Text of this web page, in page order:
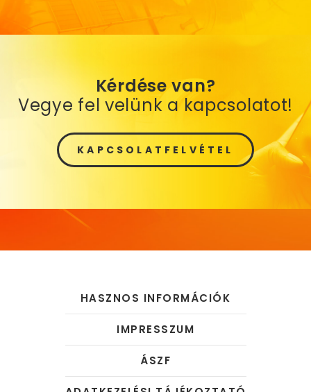
Kérdése van?
Vegye fel velünk a kapcsolatot!
KAPCSOLATFELVÉTEL
HASZNOS INFORMÁCIÓK
IMPRESSZUM
ÁSZF